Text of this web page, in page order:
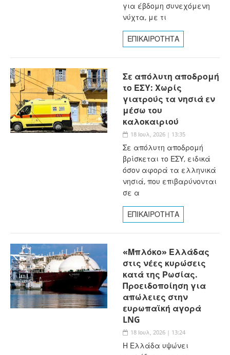
για έβδομη συνεχόμενη
νύχτα, με τι
ΕΠΙΚΑΙΡΟΤΗΤΑ
Σε απόλυτη αποδρομή
το ΕΣΥ: Χωρίς
γιατρούς τα νησιά εν
μέσω του
καλοκαιριού
18 Ιουλ, 2026 | 13:35
Σε απόλυτη αποδρομή
βρίσκεται το ΕΣΥ, ειδικά
όσον αφορά τα ελληνικά
νησιά, που επιβαρύνονται
σε α
ΕΠΙΚΑΙΡΟΤΗΤΑ
«Μπλόκο» Ελλάδας
στις νέες κυρώσεις
κατά της Ρωσίας.
Προειδοποίηση για
απώλειες στην
ευρωπαϊκή αγορά
LNG
18 Ιουλ, 2026 | 13:24
Η Ελλάδα υψώνει